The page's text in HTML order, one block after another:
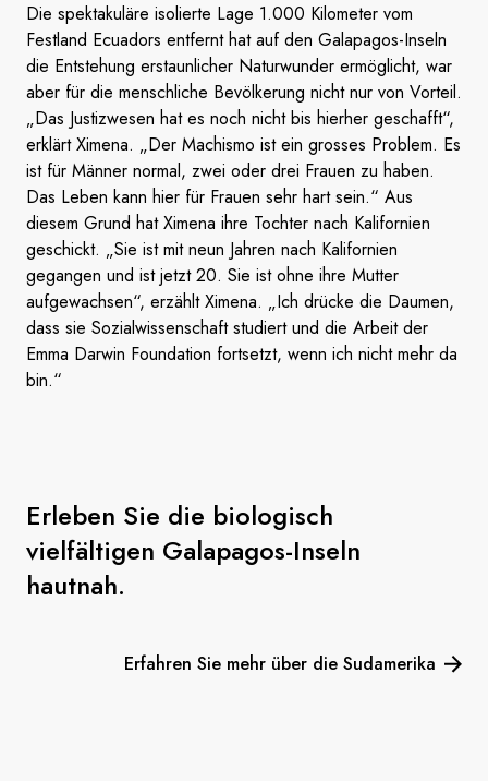
Die spektakuläre isolierte Lage 1.000 Kilometer vom
Festland Ecuadors entfernt hat auf den Galapagos-Inseln
die Entstehung erstaunlicher Naturwunder ermöglicht, war
aber für die menschliche Bevölkerung nicht nur von Vorteil.
„Das Justizwesen hat es noch nicht bis hierher geschafft“,
erklärt Ximena. „Der Machismo ist ein grosses Problem. Es
ist für Männer normal, zwei oder drei Frauen zu haben.
Das Leben kann hier für Frauen sehr hart sein.“ Aus
diesem Grund hat Ximena ihre Tochter nach Kalifornien
geschickt. „Sie ist mit neun Jahren nach Kalifornien
gegangen und ist jetzt 20. Sie ist ohne ihre Mutter
aufgewachsen“, erzählt Ximena. „Ich drücke die Daumen,
dass sie Sozialwissenschaft studiert und die Arbeit der
Emma Darwin Foundation fortsetzt, wenn ich nicht mehr da
bin.“
Erleben Sie die biologisch
vielfältigen Galapagos-Inseln
hautnah.
Erfahren Sie mehr über die Sudamerika